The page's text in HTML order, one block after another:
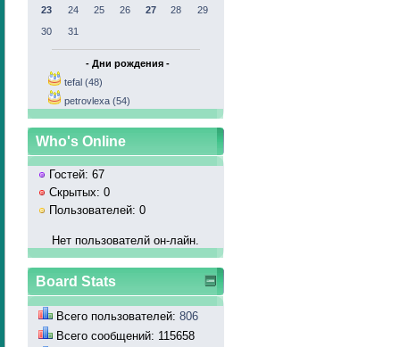
23
24 25 26 27 28
29
30
31
- Дни рождения -
tefal (48)
petrovlexa (54)
Who's Online
Гостей: 67
Скрытых: 0
Пользователей: 0
Нет пользователй он-лайн.
Board Stats
Всего пользователей: 806
Всего сообщений: 115658